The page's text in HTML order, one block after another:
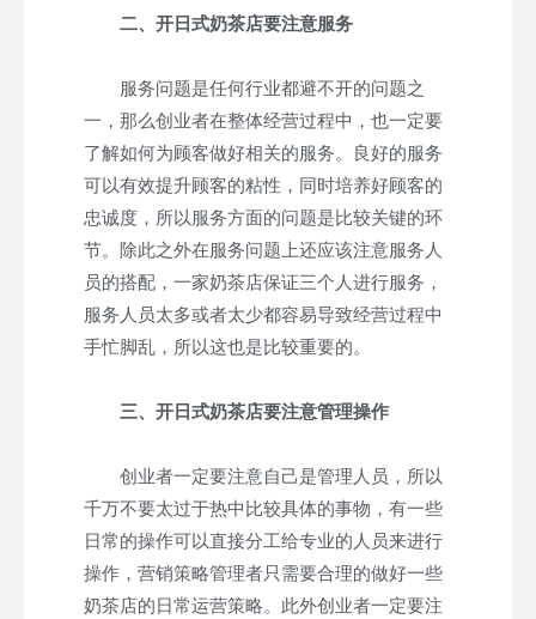
二、开日式奶茶店要注意服务
服务问题是任何行业都避不开的问题之
一，那么创业者在整体经营过程中，也一定要
了解如何为顾客做好相关的服务。良好的服务
可以有效提升顾客的粘性，同时培养好顾客的
忠诚度，所以服务方面的问题是比较关键的环
节。除此之外在服务问题上还应该注意服务人
员的搭配，一家奶茶店保证三个人进行服务，
服务人员太多或者太少都容易导致经营过程中
手忙脚乱，所以这也是比较重要的。
三、开日式奶茶店要注意管理操作
创业者一定要注意自己是管理人员，所以
千万不要太过于热中比较具体的事物，有一些
日常的操作可以直接分工给专业的人员来进行
操作，营销策略管理者只需要合理的做好一些
奶茶店的日常运营策略。此外创业者一定要注